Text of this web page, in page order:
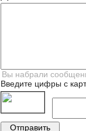
Введите цифры с